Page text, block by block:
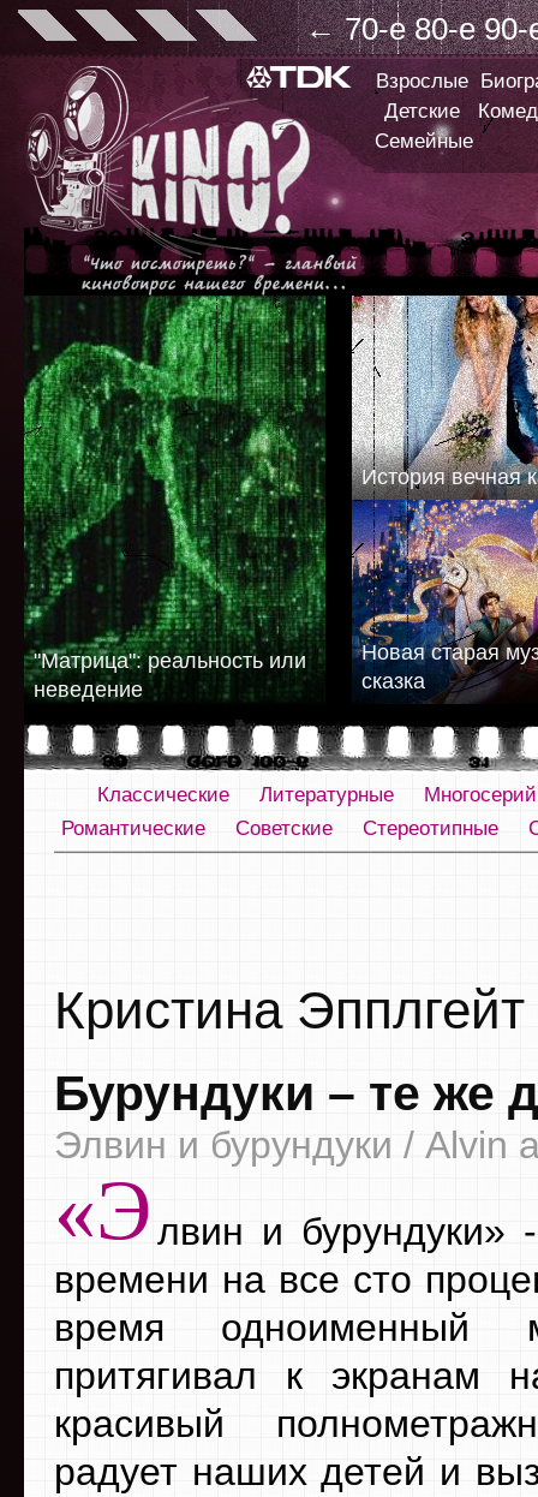
← 70-е 80-е 90-
Взрослые
Детские
Семейные
"Матрица": реальность или
неведение
История вечная
Новая старая
сказка
Классические Литературные
Романтические
Советские Стереотипные
Кристина Эпплгейт
Бурундуки – те же
Элвин и бурундуки / Alvin
«Элвин и
времени на все сто
время одноименный
притягивал к экранам
красивый
радует наших детей и